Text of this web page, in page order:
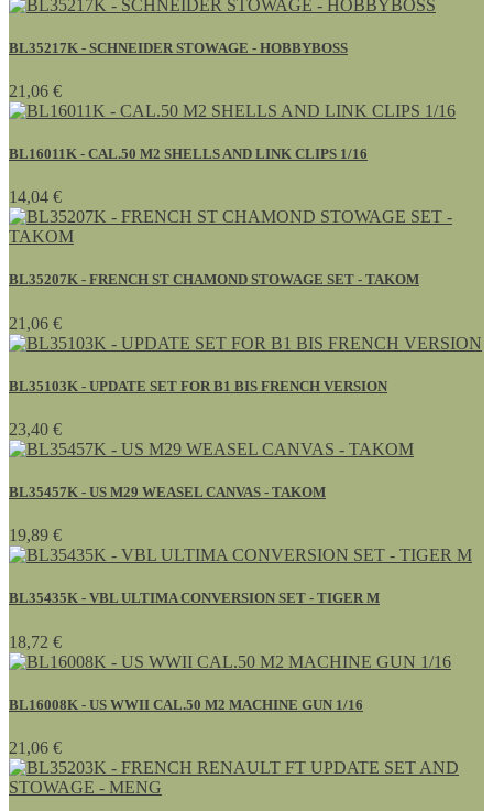
BL35217K - SCHNEIDER STOWAGE - HOBBYBOSS
21,06 €
BL16011K - CAL.50 M2 SHELLS AND LINK CLIPS 1/16
14,04 €
BL35207K - FRENCH ST CHAMOND STOWAGE SET - TAKOM
21,06 €
BL35103K - UPDATE SET FOR B1 BIS FRENCH VERSION
23,40 €
BL35457K - US M29 WEASEL CANVAS - TAKOM
19,89 €
BL35435K - VBL ULTIMA CONVERSION SET - TIGER M
18,72 €
BL16008K - US WWII CAL.50 M2 MACHINE GUN 1/16
21,06 €